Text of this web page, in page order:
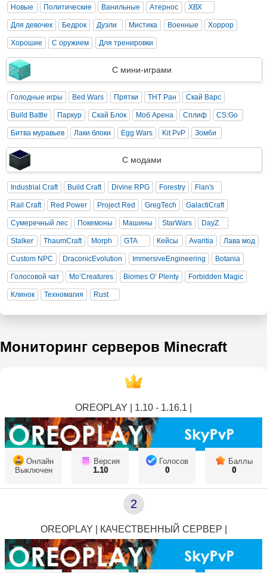
Новые Политические Ванильные Атернос ХВХ
Для девочек Бедрок Дуэли Мистика Военные Хоррор
Хорошие С оружием Для тренировки
С мини-играми
Голодные игры Bed Wars Прятки ТНТ Ран Скай Варс
Build Battle Паркур Скай Блок Моб Арена Сплиф CS:Go
Битва муравьев Лаки блоки Egg Wars Kit PvP Зомби
С модами
Industrial Craft Build Craft Divine RPG Forestry Flan's
Rail Craft Red Power Project Red GregTech GalactiCraft
Сумеречный лес Покемоны Машины StarWars DayZ
Stalker ThaumCraft Morph GTA Кейсы Avaritia Лава мод
Custom NPC DraconicEvolution ImmersiveEngineering Botania
Голосовой чат Mo’Creatures Biomes O’ Plenty Forbidden Magic
Клинок Техномагия Rust
Мониторинг серверов Minecraft
OREOPLAY | 1.10 - 1.16.1 |
Онлайн
Выключен
Версия
1.10
Голосов
0
Баллы
0
2
OREOPLAY | КАЧЕСТВЕННЫЙ СЕРВЕР |